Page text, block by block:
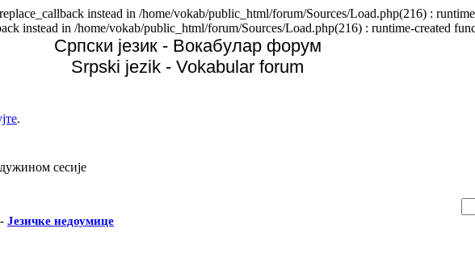
instead in /home/vokab/public_html/forum/Sources/Load.php(216) :
instead in /home/vokab/public_html/forum/Sources/Load.php(216) : runtime-created
Српски језик - Вокабулар форум
Srpski jezik - Vokabular forum
.
сесије
- Језичке недоумице